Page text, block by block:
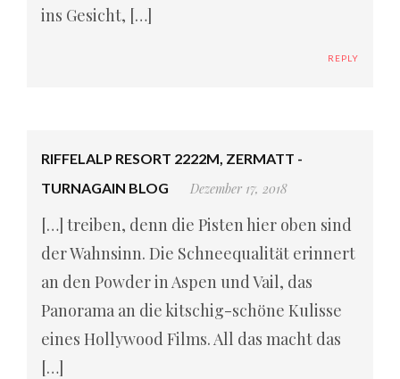
ins Gesicht, […]
REPLY
RIFFELALP RESORT 2222M, ZERMATT -
TURNAGAIN BLOG
Dezember 17, 2018
[…] treiben, denn die Pisten hier oben sind
der Wahnsinn. Die Schneequalität erinnert
an den Powder in Aspen und Vail, das
Panorama an die kitschig-schöne Kulisse
eines Hollywood Films. All das macht das
[…]